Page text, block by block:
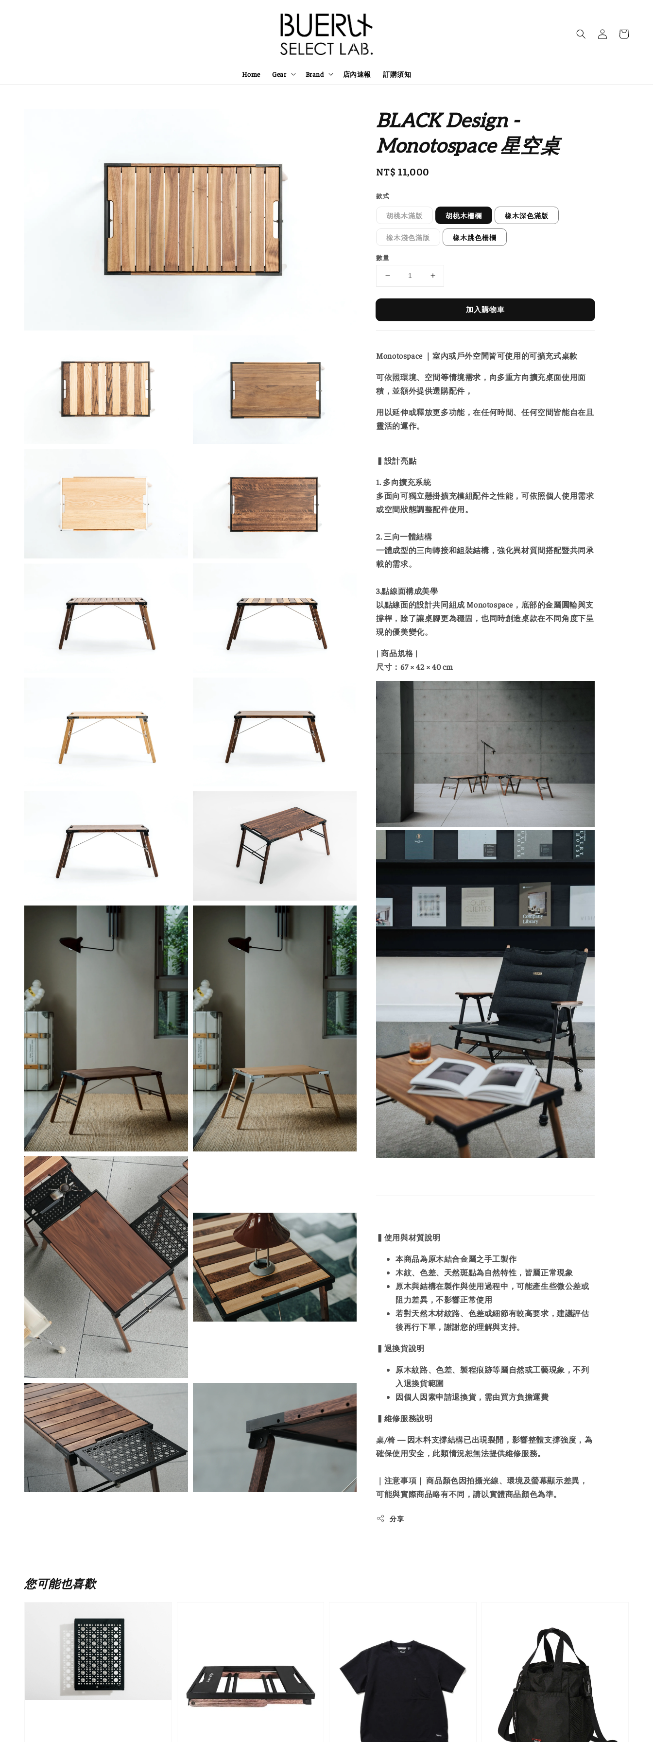
Home Gear Brand 店內速報 訂購須知
BLACK Design -
Monotospace 星空桌
Regular
NT$ 11,000
款式
胡桃木滿版 胡桃木柵欄 橡木深色滿版
橡木淺色滿版 橡木跳色柵欄
數量
加入購物車
Monotospace ｜室內或戶外空間皆可使用的可擴充式桌款
可依照環境、空間等情境需求，向多重方向擴充桌面使用面
積，並額外提供選購配件，
用以延伸或釋放更多功能，在任何時間、任何空間皆能自在且
靈活的運作。
▍設計亮點
1. 多向擴充系統
多面向可獨立懸掛擴充模組配件之性能，可依照個人使用需求
或空間狀態調整配件使用。
2. 三向一體結構
一體成型的三向轉接和組裝結構，強化異材質間搭配暨共同承
載的需求。
3.點線面構成美學
以點線面的設計共同組成 Monotospace，底部的金屬圓輪與支
撐桿，除了讓桌腳更為穩固，也同時創造桌款在不同角度下呈
現的優美變化。
| 商品規格 |
尺寸：67 × 42 × 40 cm
▍使用與材質說明
本商品為原木結合金屬之手工製作
木紋、色差、天然斑點為自然特性，皆屬正常現象
原木與結構在製作與使用過程中，可能產生些微公差或
阻力差異 ，不影響正常使用
若對天然木材紋路、色差或細節有較高要求，建議評估
後再行下單，謝謝您的理解與支持。
▍ 退換貨說明
原木紋路、色差、製程痕跡等屬自然或工藝現象，不列
入退換貨範圍
因個人因素申請退換貨，需由買方負擔運費
▍維修服務說明
桌/椅 — 因木料支撐結構已出現裂開，影響整體支撐強度，為
確保使用安全，此類情況恕無法提供維修服務。
｜注意事項｜ 商品顏色因拍攝光線、環境及螢幕顯示差異，
可能與實際商品略有不同，請以實體商品顏色為準。
分享
您可能也喜歡